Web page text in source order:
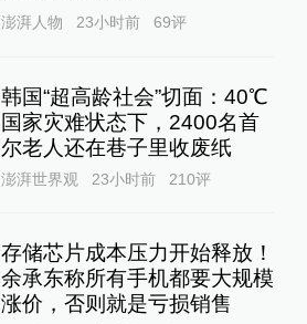
澎湃人物 23小时前 69评
韩国“超高龄社会”切面：40℃
国家灾难状态下，2400名首
尔老人还在巷子里收废纸
澎湃世界观 23小时前 210评
存储芯片成本压力开始释放！
余承东称所有手机都要大规模
涨价，否则就是亏损销售